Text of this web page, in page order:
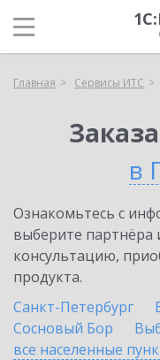
Главная Сервисы ИТС
в
Ознакомьтесь с
выберите партнёра
консультацию,
продукта.
Санкт-Петербург
Сосновый Бор
все населенные